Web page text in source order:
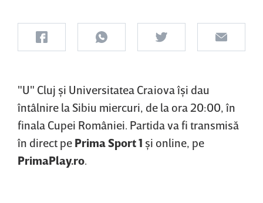
"U" Cluj şi Universitatea Craiova îşi dau
întâlnire la Sibiu miercuri, de la ora 20:00, în
finala Cupei României. Partida va fi transmisă
în direct pe Prima Sport 1 şi online, pe
PrimaPlay.ro.